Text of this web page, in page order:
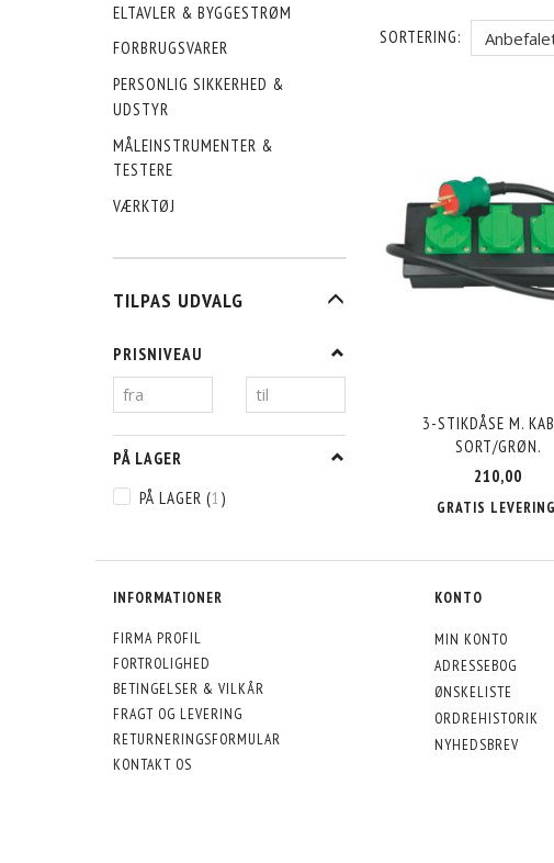
ELTAVLER & BYGGESTRØM
FORBRUGSVARER
PERSONLIG SIKKERHED &
UDSTYR
MÅLEINSTRUMENTER &
TESTERE
VÆRKTØJ
TILPAS UDVALG
PRISNIVEAU
PÅ LAGER
PÅ LAGER (1 )
SORTERING:
3-STIKDÅSE M.
SORT/GRØN.
210,00
GRATIS
INFORMATIONER
FIRMA PROFIL
FORTROLIGHED
BETINGELSER & VILKÅR
FRAGT OG LEVERING
RETURNERINGSFORMULAR
KONTAKT OS
KONTO
MIN KONTO
ADRESSEBOG
ØNSKELISTE
ORDREHISTORIK
NYHEDSBREV